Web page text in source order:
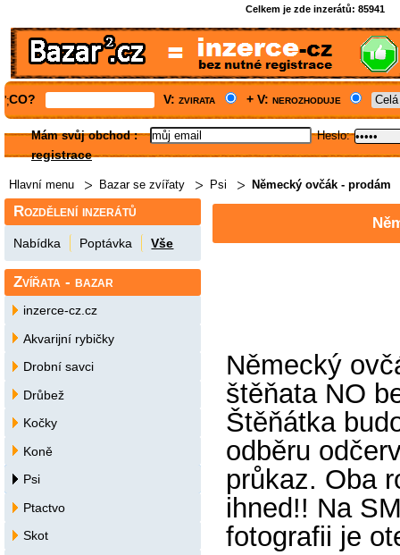
Celkem je zde inzerátů: 85941
';CO? V: zvirata + V: nerozhoduje
Mám svůj obchod: Heslo:
registrace
Hlavní menu Bazar se zvířaty Psi Německý ovčák - prodám
Německý
štěňata NO
Štěňátka
odběru
průkaz. Oba
ihned!! Na
fotografii je
Rozdělení inzerátů
Nabídka Poptávka Vše
Zvířata - bazar
inzerce-cz.cz
Akvarijní rybičky
Drobní savci
Drůbež
Kočky
Koně
Psi
Ptactvo
Skot